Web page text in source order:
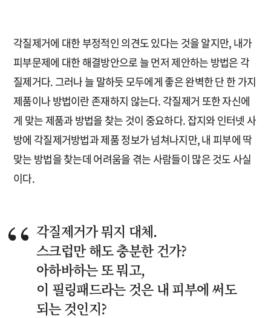
각질제거에 대한 부정적인 의견도 있다는 것을 알지만, 내가
피부문제에 대한 해결방안으로 늘 먼저 제안하는 방법은 각
질제거다. 그러나 늘 말하듯 모두에게 좋은 완벽한 단 한 가지
제품이나 방법이란 존재하지 않는다. 각질제거 또한 자신에
게 맞는 제품과 방법을 찾는 것이 중요하다. 잡지와 인터넷 사
방에 각질제거방법과 제품 정보가 넘쳐나지만, 내 피부에 딱
맞는 방법을 찾는데 어려움을 겪는 사람들이 많은 것도 사실
이다.
각질제거가 뭐지 대체.
스크럽만 해도 충분한 건가?
아하바하는 또 뭐고,
이 필링패드라는 것은 내 피부에 써도
되는 것인지?